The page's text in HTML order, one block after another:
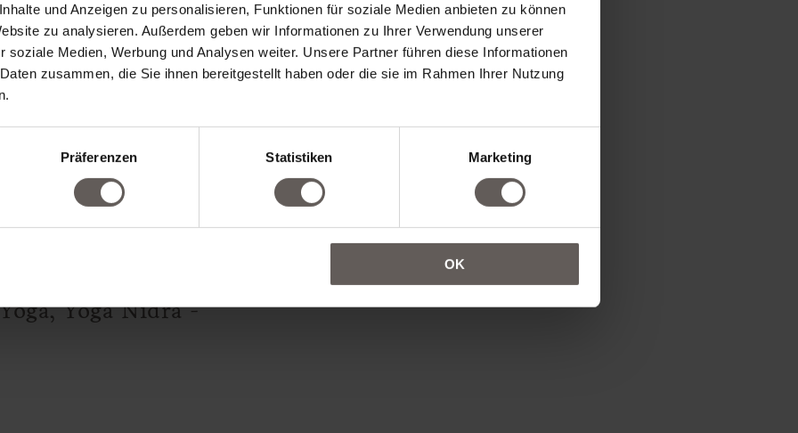
und Anzeigen zu personalisieren, Funktionen für soziale Medien anbieten zu können
zu analysieren. Außerdem geben wir Informationen zu Ihrer Verwendung unserer
soziale Medien, Werbung und Analysen weiter. Unsere Partner führen diese Informationen
zusammen, die Sie ihnen bereitgestellt haben oder die sie im Rahmen Ihrer Nutzung
Präferenzen Statistiken Marketing
OK
mit Claudia
Yoga mit Liz
Yoga mit Liz &
Yoga Nidra -